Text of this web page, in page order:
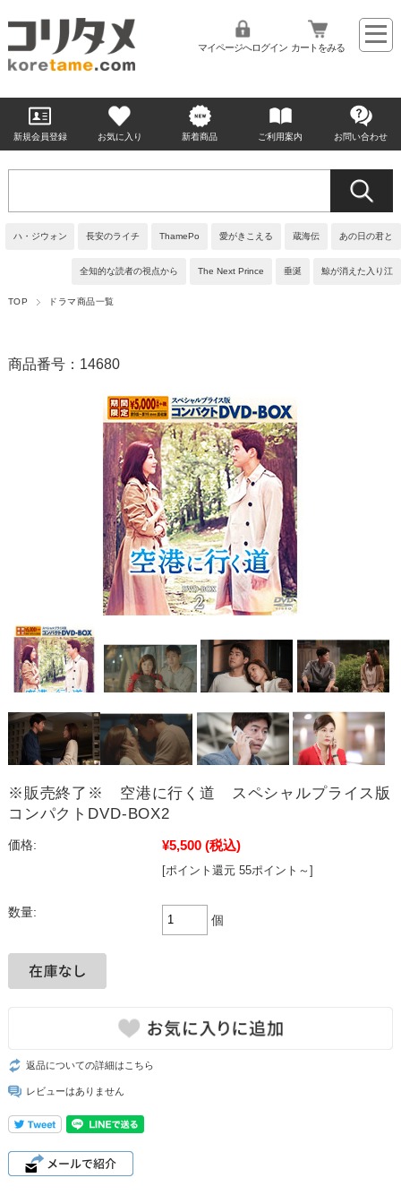
マイページへログイン カートをみる
新規会員登録 お気に入り 新着商品 ご利用案内 お問い合わせ
ハ・ジウォン 長安のライチ ThamePo 愛がきこえる 蔵海伝 あの日の君と
全知的な読者の視点から The Next Prince 垂涎 鯨が消えた入り江
TOP ドラマ商品一覧
商品番号：14680
※販売終了※ 空港に行く道 スペシャルプライス版
コンパクトDVD-BOX2
価格: ¥5,500 (税込)
[ポイント還元 55ポイント～]
数量:
個
返品についての詳細はこちら
レビューはありません